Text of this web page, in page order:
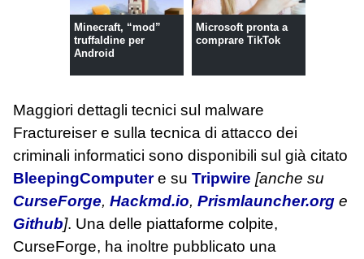
Minecraft, “mod”
truffaldine per
Android
Microsoft pronta a
comprare TikTok
Maggiori dettagli tecnici sul malware
Fractureiser e sulla tecnica di attacco dei
criminali informatici sono disponibili sul già citato
BleepingComputere su Tripwire [anche su
CurseForge, Hackmd.io, Prismlauncher.org e
Github]. Una delle piattaforme colpite,
CurseForge, ha inoltre pubblicato una